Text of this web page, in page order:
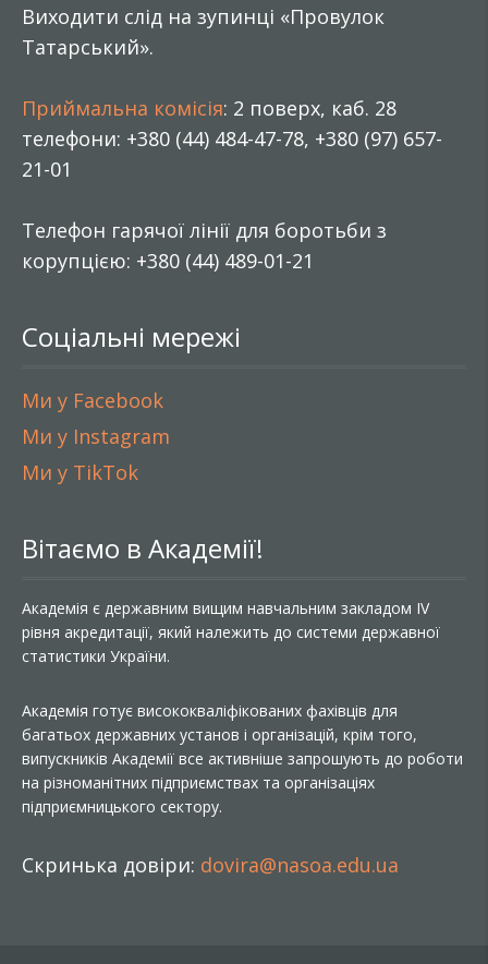
Виходити слід на зупинці «Провулок
Татарський».
Приймальна комісія: 2 поверх, каб. 28
телефони: +380 (44) 484-47-78, +380 (97) 657-
21-01
Телефон гарячої лінії для боротьби з
корупцією: +380 (44) 489-01-21
Соціальні мережі
Ми у Facebook
Ми у Instagram
Ми у TikTok
Вітаємо в Академії!
Академія є державним вищим навчальним закладом IV
рівня акредитації, який належить до системи державної
статистики України.
Академія готує висококваліфікованих фахівців для
багатьох державних установ і організацій, крім того,
випускників Академії все активніше запрошують до роботи
на різноманітних підприємствах та організаціях
підприємницького сектору.
Скринька довіри: dovira@nasoa.edu.ua